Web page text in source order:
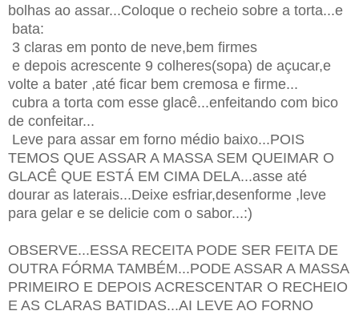
bolhas ao assar...Coloque o recheio sobre a torta...e
bata:
3 claras em ponto de neve,bem firmes
e depois acrescente 9 colheres(sopa) de açucar,e
volte a bater ,até ficar bem cremosa e firme...
cubra a torta com esse glacê...enfeitando com bico
de confeitar...
Leve para assar em forno médio baixo...POIS
TEMOS QUE ASSAR A MASSA SEM QUEIMAR O
GLACÊ QUE ESTÁ EM CIMA DELA...asse até
dourar as laterais...Deixe esfriar,desenforme ,leve
para gelar e se delicie com o sabor...:)
OBSERVE...ESSA RECEITA PODE SER FEITA DE
OUTRA FÓRMA TAMBÉM...PODE ASSAR A MASSA
PRIMEIRO E DEPOIS ACRESCENTAR O RECHEIO
E AS CLARAS BATIDAS...AI LEVE AO FORNO